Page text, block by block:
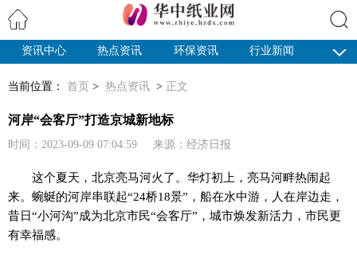
搜索
资讯中心 热点资讯 环保资讯
行业新闻
当前位置： 首页 > 热点资讯 > 正文
河岸“会客厅”打造京城新地标
时间：2023-09-09 07:04:59 来源：经济日报
这个夏天，北京亮马河火了。华灯初上，亮马河畔热闹起
来。蜿蜒的河岸串联起“24桥18景”，船在水中游，人在岸边走，
昔日“小河沟”成为北京市民“会客厅”，城市焕发新活力，市民更
有幸福感。